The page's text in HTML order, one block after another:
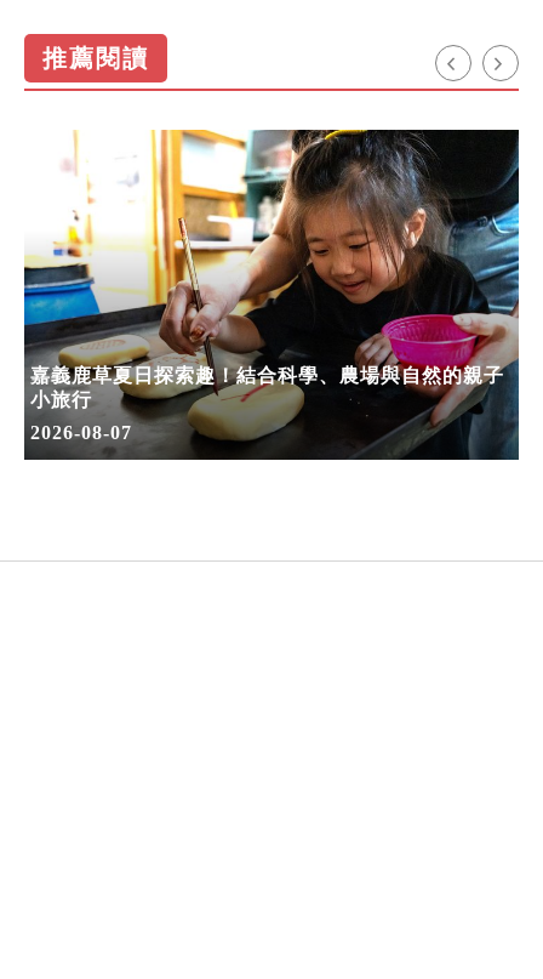
推薦閱讀
嘉義鹿草夏日探索趣！結合科學、農場與自然的親子
小旅行
2026-08-07